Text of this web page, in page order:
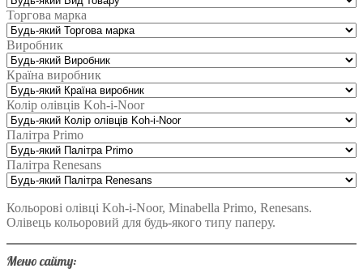
Торгова марка
Виробник
Країна виробник
Колір олівців Koh-i-Noor
Палітра Primo
Палітра Renesans
Кольорові олівці Koh-i-Noor, Minabella Primo, Renesans.
Олівець кольоровий для будь-якого типу паперу.
Меню сайту: